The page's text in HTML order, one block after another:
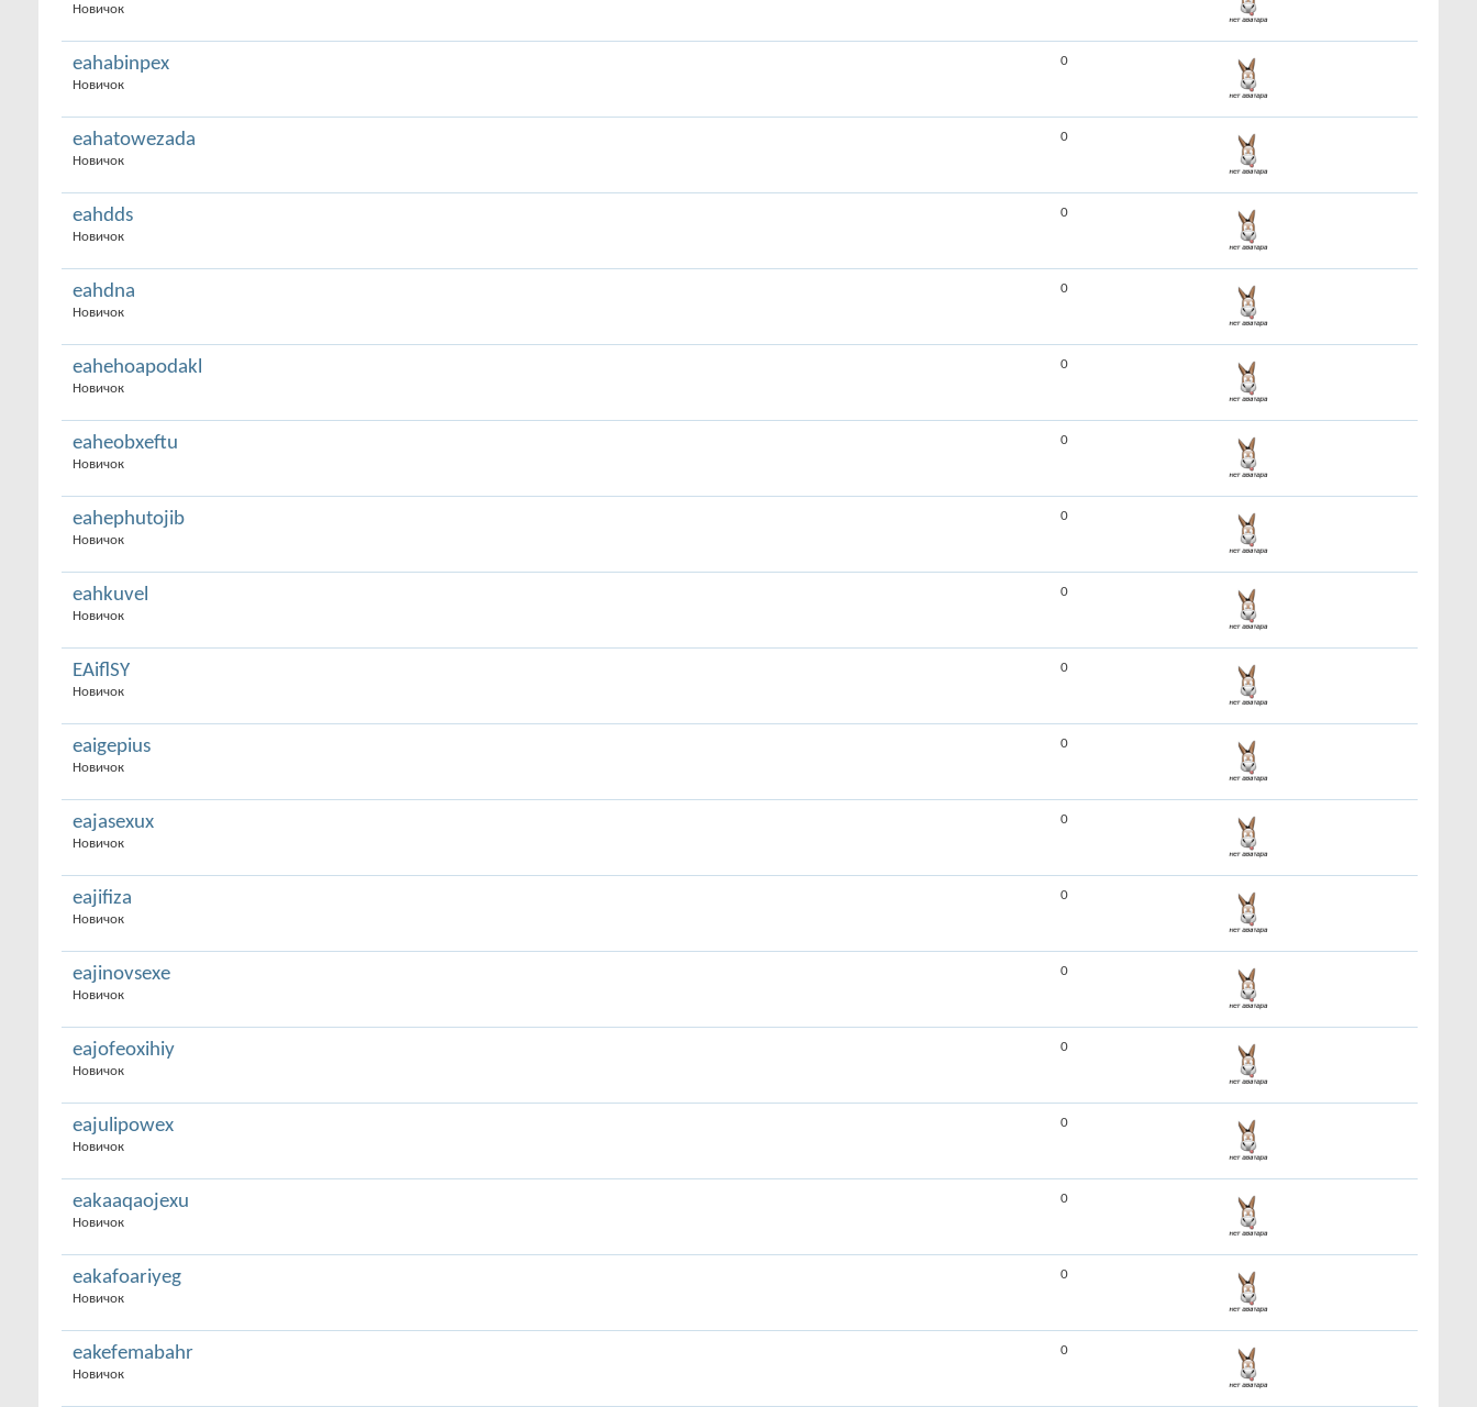
Новичок
eahabinpex
Новичок
0
eahatowezada
Новичок
0
eahdds
Новичок
0
eahdna
Новичок
0
eahehoapodakl
Новичок
0
eaheobxeftu
Новичок
0
eahephutojib
Новичок
0
eahkuvel
Новичок
0
EAiflSY
Новичок
0
eaigepius
Новичок
0
eajasexux
Новичок
0
eajifiza
Новичок
0
eajinovsexe
Новичок
0
eajofeoxihiy
Новичок
0
eajulipowex
Новичок
0
eakaaqaojexu
Новичок
0
eakafoariyeg
Новичок
0
eakefemabahr
Новичок
0